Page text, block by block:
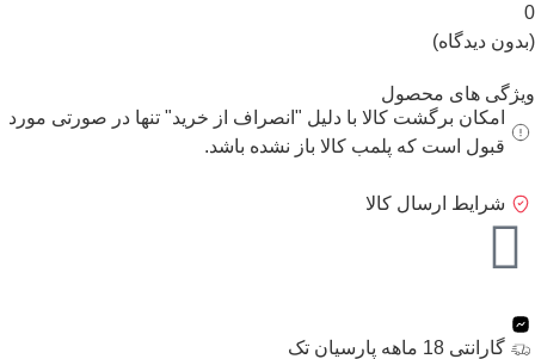
0
(بدون دیدگاه)
ویژگی های محصول
امکان برگشت کالا با دلیل "انصراف از خرید" تنها در صورتی مورد
قبول است که پلمب کالا باز نشده باشد.
شرایط ارسال کالا
گارانتی 18 ماهه پارسیان تک